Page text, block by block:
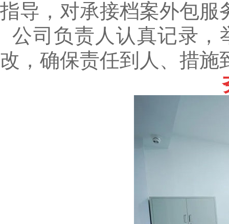
指导，对承接档案外包
公司负责人认真记录
改，确保责任到人、措